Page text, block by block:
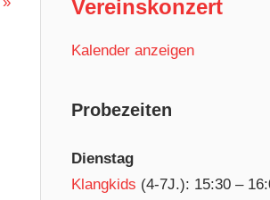
Vereinskonzert
Kalender anzeigen
Probezeiten
Dienstag
Klangkids (4-7J.): 15:30 –